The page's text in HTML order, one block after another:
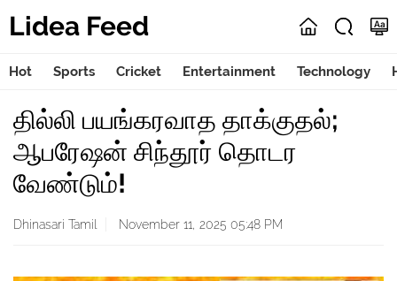
Lidea Feed
Hot Sports Cricket Entertainment Technology
தில்லி பயங்கரவாத தாக்குதல்;
ஆபரேஷன் சிந்தூர் தொடர
வேண்டும்!
Dhinasari Tamil November 11, 2025 05:48 PM